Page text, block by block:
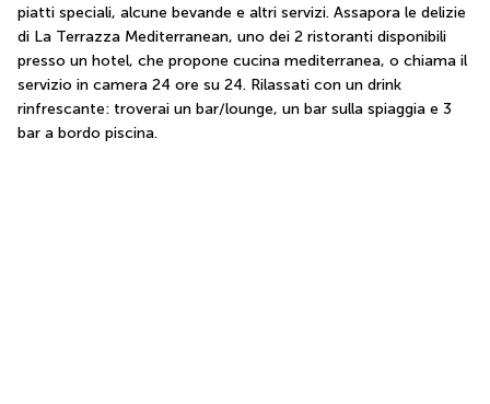
piatti speciali, alcune bevande e altri servizi. Assapora le delizie
di La Terrazza Mediterranean, uno dei 2 ristoranti disponibili
presso un hotel, che propone cucina mediterranea, o chiama il
servizio in camera 24 ore su 24. Rilassati con un drink
rinfrescante: troverai un bar/lounge, un bar sulla spiaggia e 3
bar a bordo piscina.